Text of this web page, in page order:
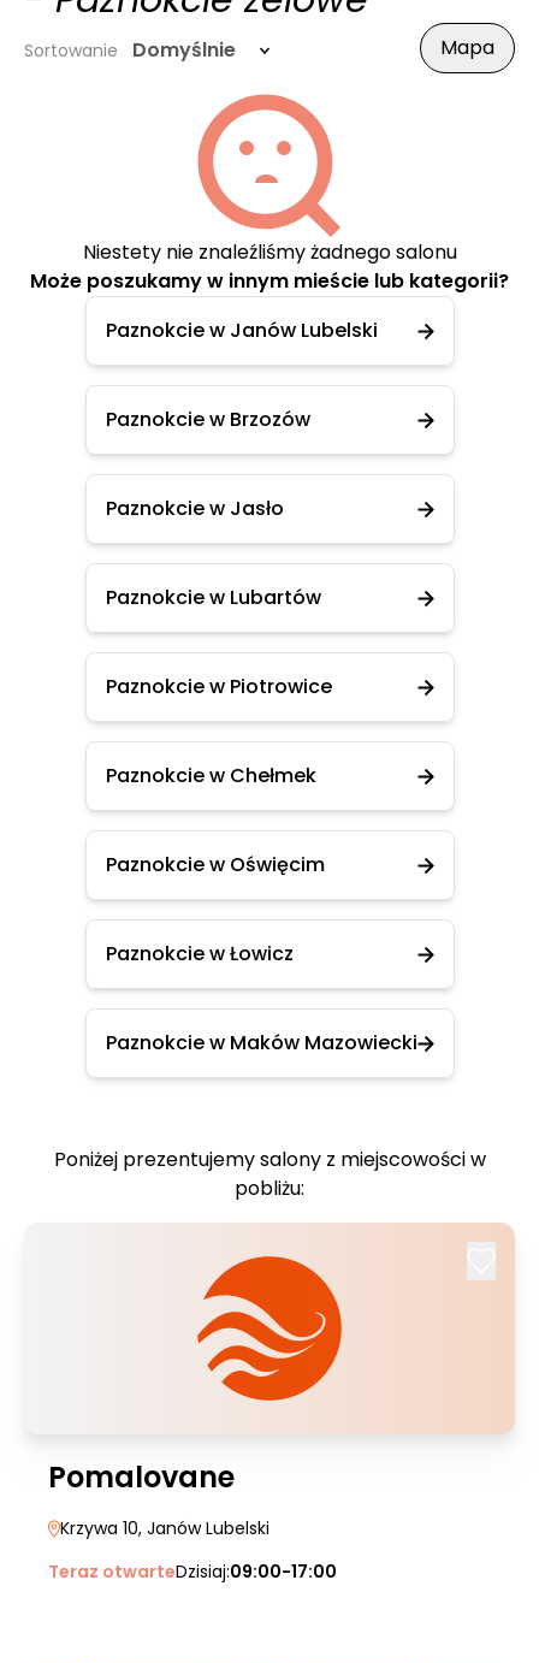
Sortowanie Domyślnie Mapa
Niestety nie znaleźliśmy żadnego salonu
Może poszukamy w innym mieście lub kategorii?
Paznokcie w Janów Lubelski
Paznokcie w Brzozów
Paznokcie w Jasło
Paznokcie w Lubartów
Paznokcie w Piotrowice
Paznokcie w Chełmek
Paznokcie w Oświęcim
Paznokcie w Łowicz
Paznokcie w Maków Mazowiecki
Poniżej prezentujemy salony z miejscowości w
pobliżu:
Pomalovane
Krzywa 10, Janów Lubelski
Teraz otwarteDzisiaj:09:00-17:00